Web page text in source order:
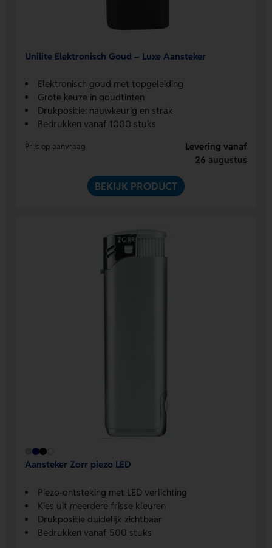
Unilite Elektronisch Goud – Luxe Aansteker
Elektronisch goud met topgeleiding
Grote keuze in goudtinten
Drukpositie: nauwkeurig en strak
Bedrukken vanaf 1000 stuks
Prijs op aanvraag
Levering vanaf
26 augustus
BEKIJK PRODUCT
Aansteker Zorr piezo LED
Piezo-ontsteking met LED verlichting
Kies uit meerdere frisse kleuren
Drukpositie duidelijk zichtbaar
Bedrukken vanaf 500 stuks